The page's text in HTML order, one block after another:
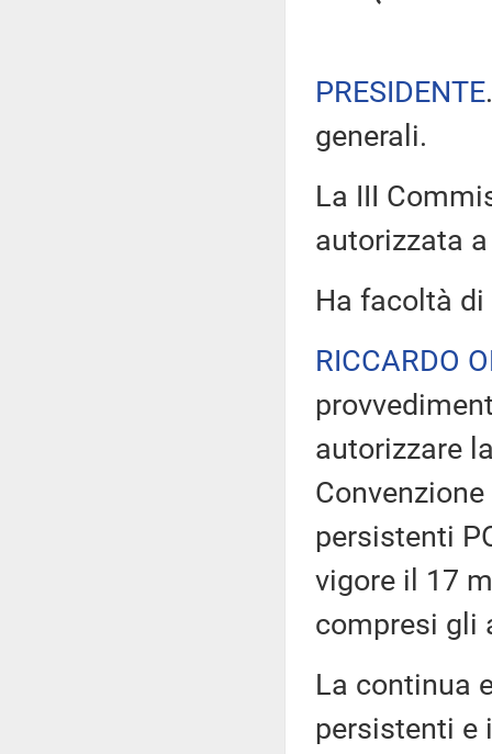
PRESIDENTE
generali.
La III
autorizzata
Ha facoltà
RICCARDO
autorizzare
persistenti
vigore il 17
compresi gli
La continua
persistenti e